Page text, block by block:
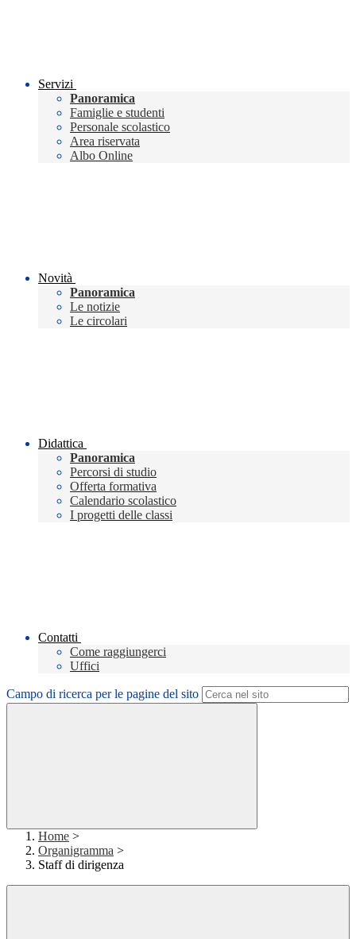
Servizi
Panoramica
Famiglie e studenti
Personale scolastico
Area riservata
Albo Online
Novità
Panoramica
Le notizie
Le circolari
Didattica
Panoramica
Percorsi di studio
Offerta formativa
Calendario scolastico
I progetti delle classi
Contatti
Come raggiungerci
Uffici
Campo di ricerca per le pagine del sito
Home >
Organigramma >
Staff di dirigenza